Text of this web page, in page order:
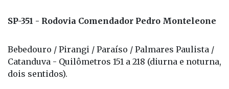
SP-351 - Rodovia Comendador Pedro Monteleone
Bebedouro / Pirangi / Paraíso / Palmares Paulista /
Catanduva - Quilômetros 151 a 218 (diurna e noturna,
dois sentidos).